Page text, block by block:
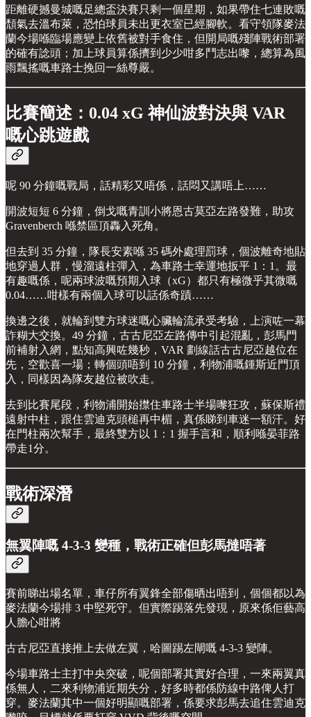
距離硬撼曼城嘅足總盃決賽只剩一個星期，如果帶住七連敗嘅
頹氣去溫布萊，恐怕球員未出更衣室已經腳軟。看守領隊麥法
蘭今場喺臨場應變上依舊被對手食住，但開局嘅殘陣戰術部署
的確有諗頭；加上球員算係擠到少少咁多鬥志出嚟，總算為風
雨飄搖嘅車路士挽回一絲尊嚴。
比賽簡述：0.04 xG 神仙波對決與 VAR
嘅心跳遊戲
呢 90 分鐘嘅戰局，話精彩又唔係，話悶又講唔上……
開波短短 6 分鐘，倒戈嘅青訓小將恩古莫亞左路發難，助攻
Gravenberch 喺禁區頂轟入死角。
但去到 35 分鐘，隊長安素喺 35 碼外處理罰球，個波離奇地貼
地穿過人群，慢溜遠柱彈入，為車路士幸運地扳平 1：1。最
有趣嘅係，呢兩球波嘅預期入球（xG）都只有極微乎其微嘅
0.04……咁樣有兩個入球可以話係奇蹟……
換邊之後，就輪到雙方球迷嘅心臟輪流承受考驗，上演咗一幕
詐糊大交換。49 分鐘，古古尼亞左路傳中引起混亂，彭馬門
前補射入網，點知高興咗幾秒，VAR 劃線話古古尼亞越位在
先，空歡喜一場；轉個頭唔到 10 分鐘，利物浦嘅鍾斯近門頂
入，同樣因為隊友越位被吹走。
去到比賽尾段，利物浦開始㩒住車路士半場嚟狂攻，蘇保斯禮
遠射中柱，跟住雲迪克頭槌再中楣，真係睇到車迷一額汗。好
在門柱兩次幫手，最終雙方以 1：1 握手言和，順利喺晏菲路
帶走1分。
戰術深潛
無翼陣嘅 4-3-3 變種，戰術正確但彭馬撻唔著
賽前睇出場名單，車仔所有翼鋒全部傷晒出唔到，個個都以為
麥法蘭今場排 3 中堅死守。但實際踢落先發現，原來係佢藝高
人膽心咁將
古古尼亞直接推上去做左翼，哈圖踢左閘嘅 4-3-3 變陣。
今場車路士主打中央突破，呢個部署其實好合理，一來兩翼真
係無人，二來利物浦近期失分，好多時都係防線中路俾人打
穿。麥法蘭其中一個好明顯嘅部署，係要求彭馬去追住雲迪克